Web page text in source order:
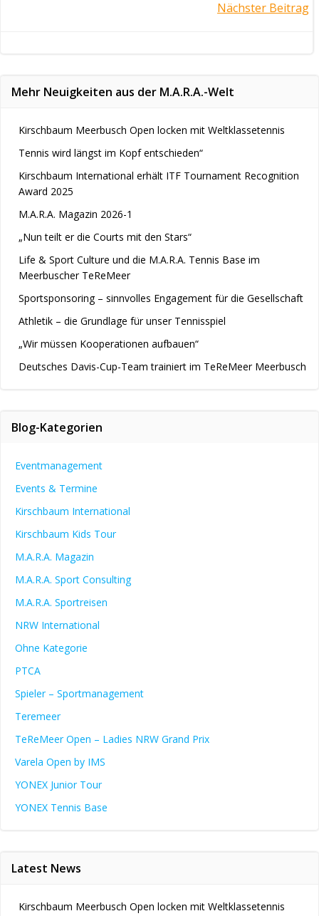
Nächster Beitrag
Mehr Neuigkeiten aus der M.A.R.A.-Welt
Kirschbaum Meerbusch Open locken mit Weltklassetennis
Tennis wird längst im Kopf entschieden“
Kirschbaum International erhält ITF Tournament Recognition
Award 2025
M.A.R.A. Magazin 2026-1
„Nun teilt er die Courts mit den Stars“
Life & Sport Culture und die M.A.R.A. Tennis Base im
Meerbuscher TeReMeer
Sportsponsoring – sinnvolles Engagement für die Gesellschaft
Athletik – die Grundlage für unser Tennisspiel
„Wir müssen Kooperationen aufbauen“
Deutsches Davis-Cup-Team trainiert im TeReMeer Meerbusch
Blog-Kategorien
Eventmanagement
Events & Termine
Kirschbaum International
Kirschbaum Kids Tour
M.A.R.A. Magazin
M.A.R.A. Sport Consulting
M.A.R.A. Sportreisen
NRW International
Ohne Kategorie
PTCA
Spieler – Sportmanagement
Teremeer
TeReMeer Open – Ladies NRW Grand Prix
Varela Open by IMS
YONEX Junior Tour
YONEX Tennis Base
Latest News
Kirschbaum Meerbusch Open locken mit Weltklassetennis